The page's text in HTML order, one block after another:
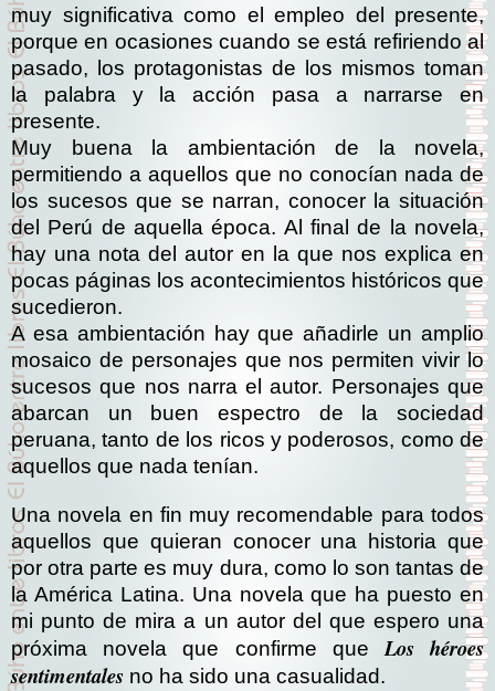
muy significativa como el empleo del presente,
porque en ocasiones cuando se está refiriendo al
pasado, los protagonistas de los mismos toman
la palabra y la acción pasa a narrarse en
presente.
Muy buena la ambientación de la novela,
permitiendo a aquellos que no conocían nada de
los sucesos que se narran, conocer la situación
del Perú de aquella época. Al final de la novela,
hay una nota del autor en la que nos explica en
pocas páginas los acontecimientos históricos que
sucedieron.
A esa ambientación hay que añadirle un amplio
mosaico de personajes que nos permiten vivir lo
sucesos que nos narra el autor. Personajes que
abarcan un buen espectro de la sociedad
peruana, tanto de los ricos y poderosos, como de
aquellos que nada tenían.
Una novela en fin muy recomendable para todos
aquellos que quieran conocer una historia que
por otra parte es muy dura, como lo son tantas de
la América Latina. Una novela que ha puesto en
mi punto de mira a un autor del que espero una
próxima novela que confirme que Los héroes
sentimentales no ha sido una casualidad.